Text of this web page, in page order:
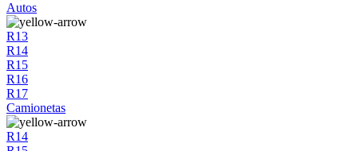
Autos
R13
R14
R15
R16
R17
Camionetas
R14